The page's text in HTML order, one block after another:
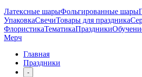
Латексные шарыФольгированные шары
УпаковкаСвечиТовары для праздника
ФлористикаТематикаПраздники
Мерч
Главная
Праздники
-